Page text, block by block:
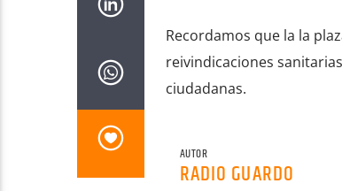
Recordamos que la la
reivindicaciones
ciudadanas.
AUTOR
RADIO GUARDO